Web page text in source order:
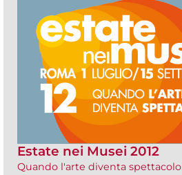
Estate nei Musei 2012
Quando l'arte diventa spettacolo